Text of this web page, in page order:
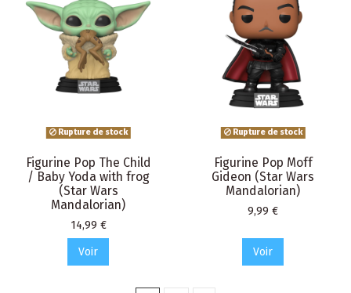
Rupture de stock
Figurine Pop The Child
/ Baby Yoda with frog
(Star Wars
Mandalorian)
Prix
14,99 €
Voir
Rupture de stock
Figurine Pop Moff
Gideon (Star Wars
Mandalorian)
Prix
9,99 €
Voir